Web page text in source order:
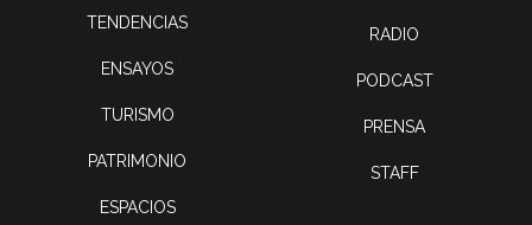
TENDENCIAS
ENSAYOS
TURISMO
PATRIMONIO
ESPACIOS
RADIO
PODCAST
PRENSA
STAFF